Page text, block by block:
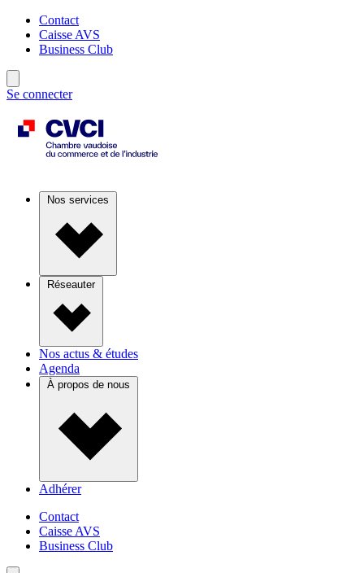
Contact
Caisse AVS
Business Club
Se connecter
Nos services
Réseauter
Nos actus & études
Agenda
À propos de nous
Adhérer
Contact
Caisse AVS
Business Club